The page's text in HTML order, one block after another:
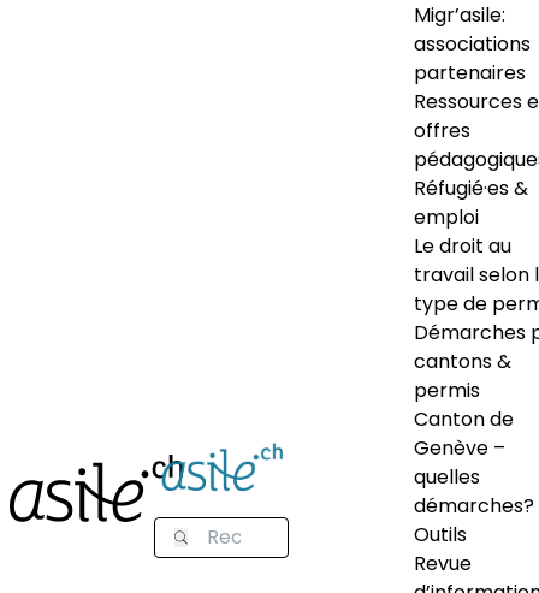
Migr’asile:
associations
partenaires
Ressources
offres
Réfugié·es &
emploi
Le droit au
travail selon
type de
Démarches
cantons &
permis
Canton de
Genève –
quelles
démarches?
Outils
Revue